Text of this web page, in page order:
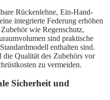
Rückenlehne, Ein-Hand-
integrierte Federung erhöhen
wie Regenschutz,
sind praktische
enthalten sind.
Qualität des Zubehörs vor
zu vermeiden.
Sicherheit und